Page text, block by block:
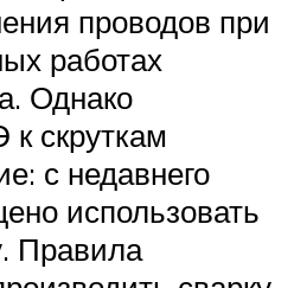
проводов при
работах
Однако
скруткам
с недавнего
использовать
Правила